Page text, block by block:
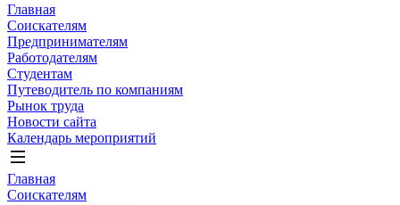
Главная
Соискателям
Предпринимателям
Работодателям
Студентам
Путеводитель по компаниям
Рынок труда
Новости сайта
Календарь мероприятий
Главная
Соискателям